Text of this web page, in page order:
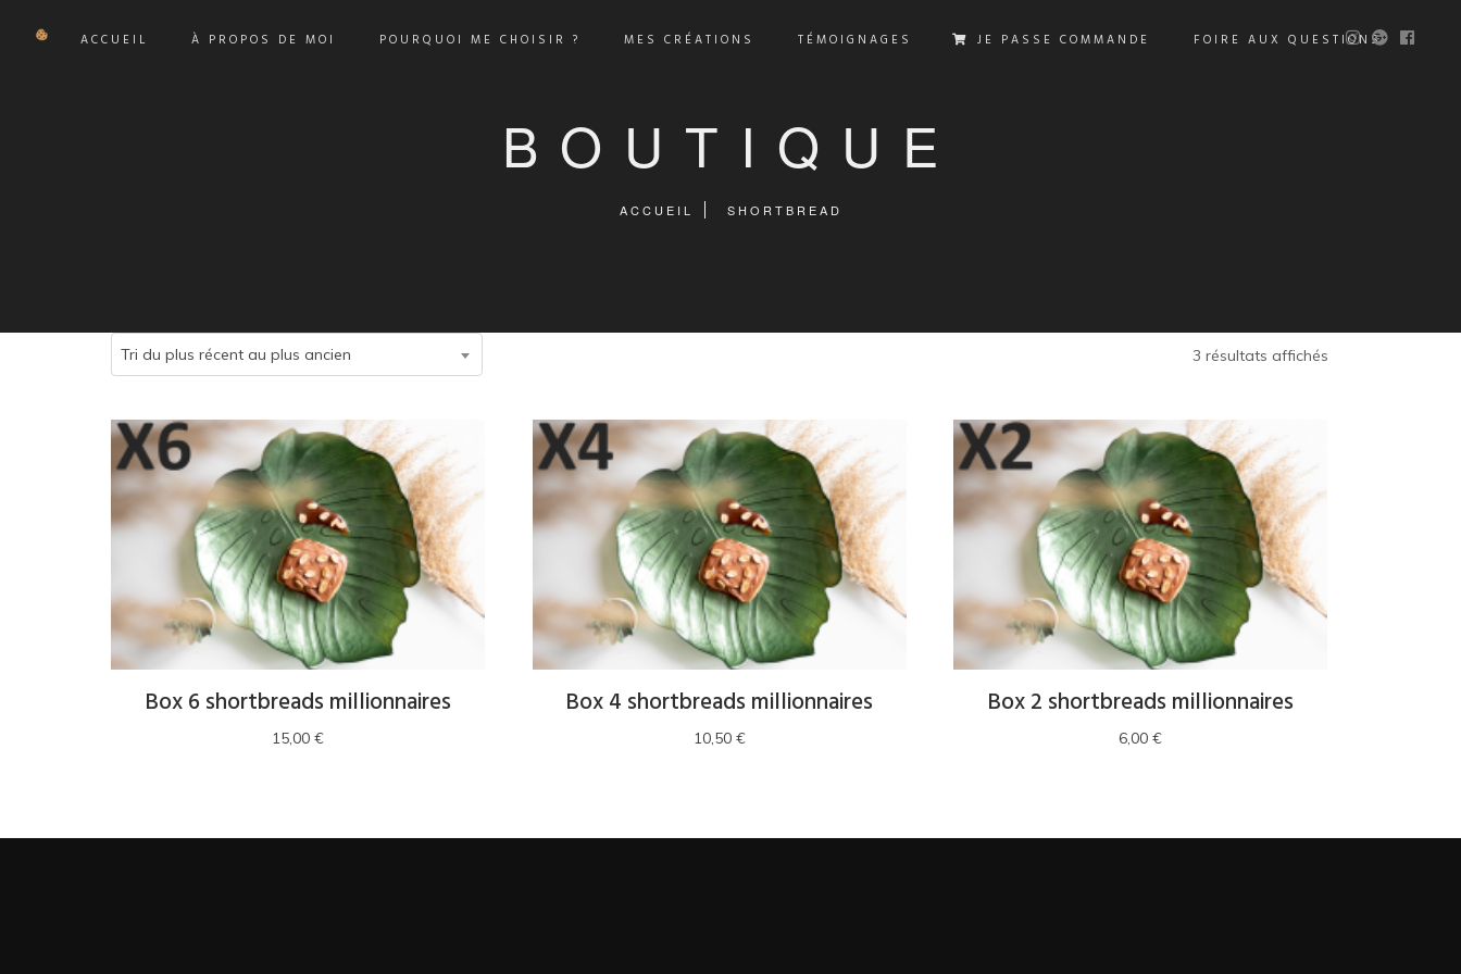
ACCUEIL À PROPOS DE MOI POURQUOI ME CHOISIR ? MES CRÉATIONS TÉMOIGNAGES JE PASSE COMMANDE FOIRE AUX QUESTIONS
BOUTIQUE
ACCUEIL SHORTBREAD
3 résultats affichés
Tri du plus récent au plus ancien
Box 6 shortbreads millionnaires
15,00€
Box 4 shortbreads millionnaires
10,50 €
Box 2 shortbreads millionnaires
6,00€